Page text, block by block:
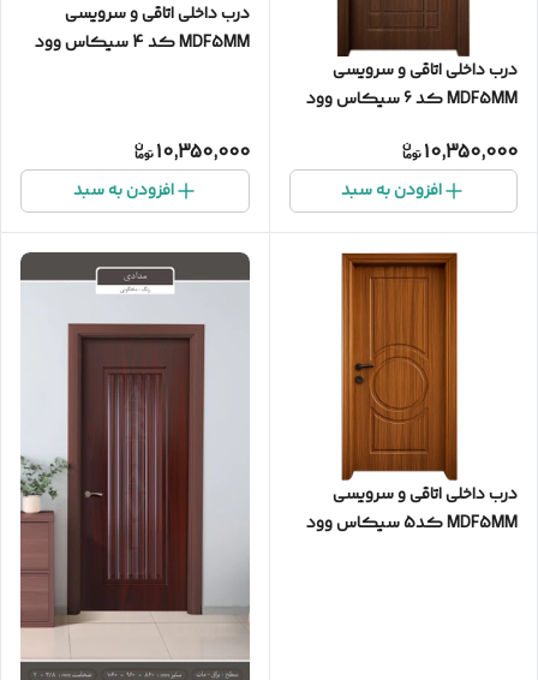
درب داخلی اتاقی و سرویسی
MDF5MM کد 6 سیکاس وود
10,350,000
افزودن به سبد
درب داخلی اتاقی و سرویسی
MDF5MM کد 4 سیکاس وود
10,350,000
افزودن به سبد
درب داخلی اتاقی و سرویسی
MDF5MM کد5 سیکاس وود